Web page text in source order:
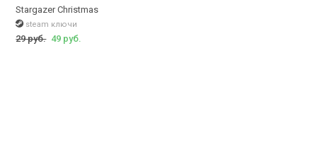
Stargazer Christmas
steam ключи
29 руб. 49 руб.